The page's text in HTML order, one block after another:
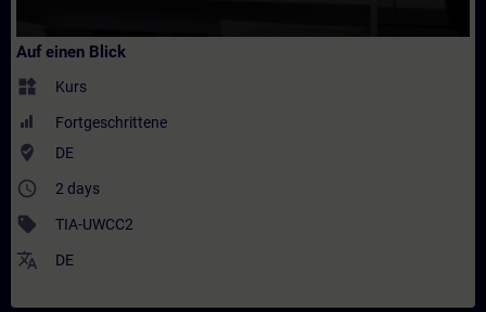
Auf einen Blick
widgets Kurs
Fortgeschrittene
where_to_vote DE
access_time 2 days
sell TIA-UWCC2
translate DE